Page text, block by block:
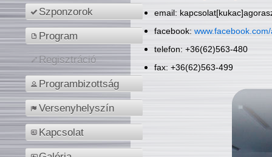
Szponzorok
Program
Regisztráció
Programbizottság
Versenyhelyszín
Kapcsolat
email:
facebook:
telefon: +36(62)563-480
fax: +36(62)563-499